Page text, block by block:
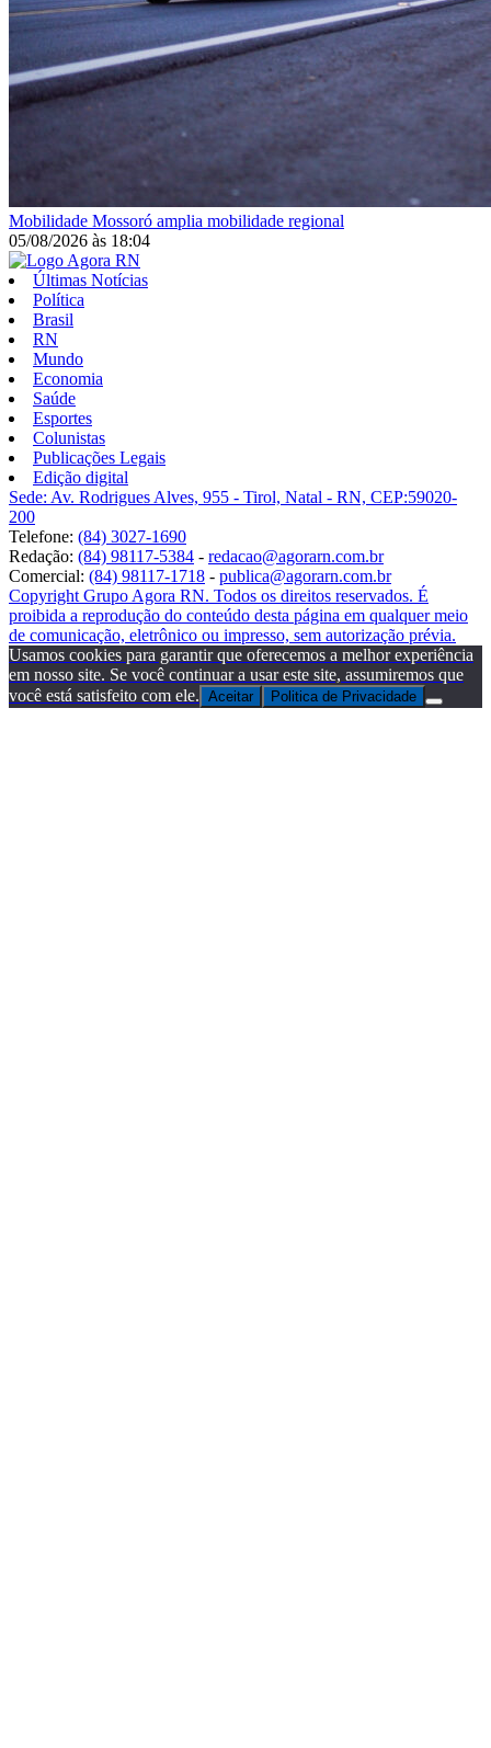
Mobilidade Mossoró amplia mobilidade regional
05/08/2026 às 18:04
Últimas Notícias
Política
Brasil
RN
Mundo
Economia
Saúde
Esportes
Colunistas
Publicações Legais
Edição digital
Sede: Av. Rodrigues Alves, 955 - Tirol, Natal - RN, CEP:59020-
200
Telefone: (84) 3027-1690
Redação: (84) 98117-5384 - redacao@agorarn.com.br
Comercial: (84) 98117-1718 - publica@agorarn.com.br
Copyright Grupo Agora RN. Todos os direitos reservados. É
proibida a reprodução do conteúdo desta página em qualquer meio
de comunicação, eletrônico ou impresso, sem autorização prévia.
Usamos cookies para garantir que oferecemos a melhor experiência
em nosso site. Se você continuar a usar este site, assumiremos que
você está satisfeito com ele. Aceitar Politica de Privacidade